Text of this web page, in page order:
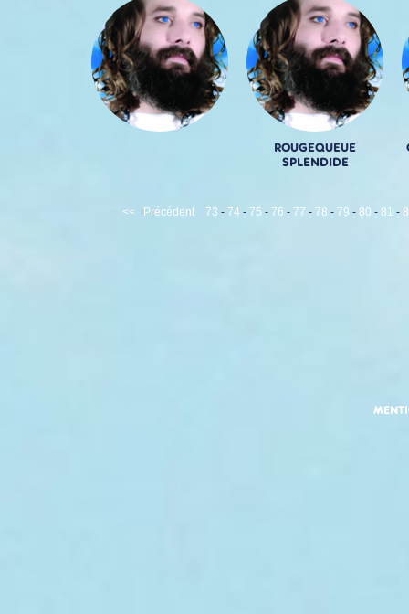
ROUGEQUEUE
SPLENDIDE
<< Précédent 73 - 74 - 75 - 76 - 77 - 78 - 79 - 80 - 81 -